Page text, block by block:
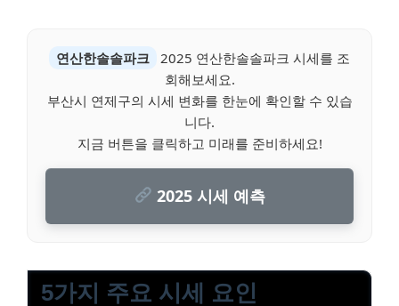
연산한솔솔파크
2025 연산한솔솔파크 시세를 조
회해보세요.
부산시 연제구의 시세 변화를 한눈에 확인할 수 있습
니다.
지금 버튼을 클릭하고 미래를 준비하세요!
2025 시세 예측
5가지 주요 시세 요인